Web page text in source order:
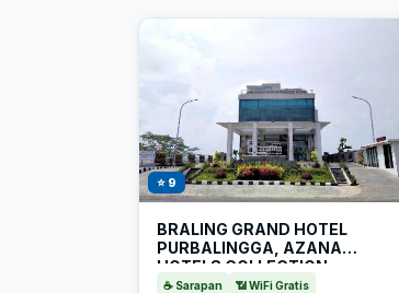
⭐ 9
BRALING GRAND HOTEL
PURBALINGGA, AZANA
HOTELS COLLECTION
☕ Sarapan 📶 WiFi Gratis